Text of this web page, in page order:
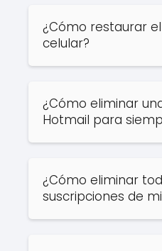
¿Cómo restaurar
celular?
¿Cómo eliminar
Hotmail para
¿Cómo eliminar
suscripciones de